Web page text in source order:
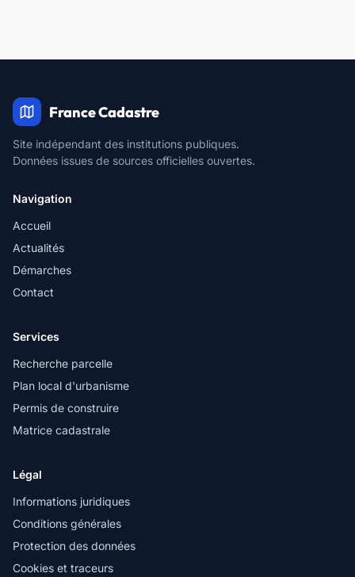
France Cadastre
Site indépendant des institutions publiques.
Données issues de sources officielles ouvertes.
Navigation
Accueil
Actualités
Démarches
Contact
Services
Recherche parcelle
Plan local d'urbanisme
Permis de construire
Matrice cadastrale
Légal
Informations juridiques
Conditions générales
Protection des données
Cookies et traceurs